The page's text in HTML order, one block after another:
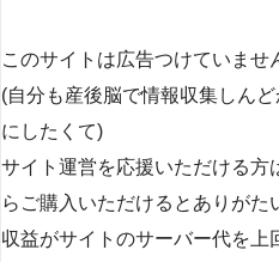
このサイトは広告つけていませ
(自分も産後脳で情報収集しん
にしたくて)
サイト運営を応援いただける方
らご購入いただけるとありがた
収益がサイトのサーバー代を上